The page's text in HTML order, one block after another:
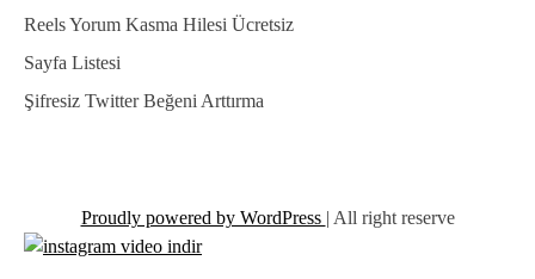
i
n
m
i
Reels Yorum Kasma Hilesi Ücretsiz
Sayfa Listesi
Şifresiz Twitter Beğeni Arttırma
Proudly powered by WordPress | All right reserve